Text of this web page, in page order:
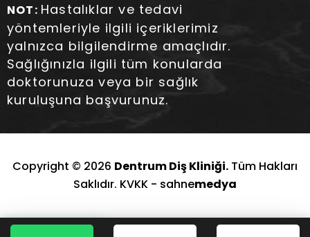
NOT: Hastalıklar ve tedavi
yöntemleriyle ilgili içeriklerimiz
yalnızca bilgilendirme amaçlıdır.
Sağlığınızla ilgili tüm konularda
doktorunuza veya bir sağlık
kuruluşuna başvurunuz.
Copyright © 2026 Dentrum Diş Kliniği. Tüm Hakları
Saklıdır. KVKK - sahnemedya